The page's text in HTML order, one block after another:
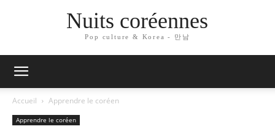
Nuits coréennes
Pop culture & Korea - 만남
Accueil Apprendre le coréen
Apprendre le coréen